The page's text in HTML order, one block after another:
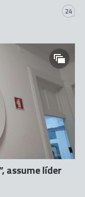
24
assume líder